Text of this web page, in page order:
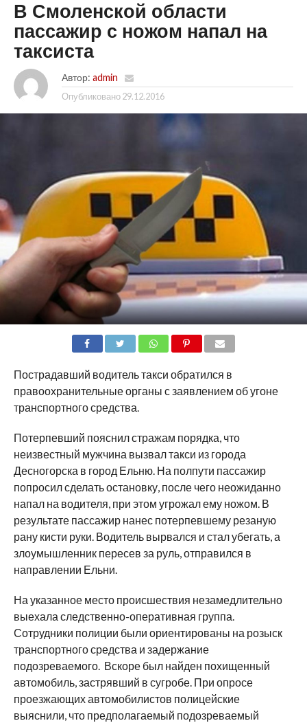
В Смоленской области
пассажир с ножом напал на
таксиста
Автор: admin
Опубликовано 29.12.2016
Пострадавший водитель такси обратился в
правоохранительные органы с заявлением об угоне
транспортного средства.
Потерпевший пояснил стражам порядка, что
неизвестный мужчина вызвал такси из города
Десногорска в город Ельню. На полпути пассажир
попросил сделать остановку, после чего неожиданно
напал на водителя, при этом угрожал ему ножом. В
результате пассажир нанес потерпевшему резаную
рану кисти руки. Водитель вырвался и стал убегать, а
злоумышленник пересев за руль, отправился в
направлении Ельни.
На указанное место происшествия незамедлительно
выехала следственно-оперативная группа.
Сотрудники полиции были ориентированы на розыск
транспортного средства и задержание
подозреваемого. Вскоре был найден похищенный
автомобиль, застрявший в сугробе. При опросе
проезжающих автомобилистов полицейские
выяснили, что предполагаемый подозреваемый